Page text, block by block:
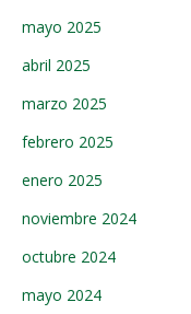
mayo 2025
abril 2025
marzo 2025
febrero 2025
enero 2025
noviembre 2024
octubre 2024
mayo 2024